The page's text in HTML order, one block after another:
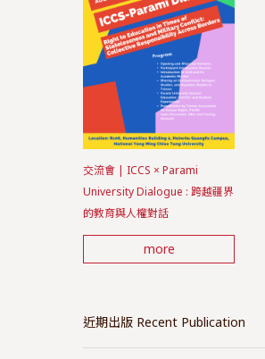
交流會 | ICCS × Parami
University Dialogue : 跨越疆界
的教育與人權對話
more
近期出版 Recent Publication